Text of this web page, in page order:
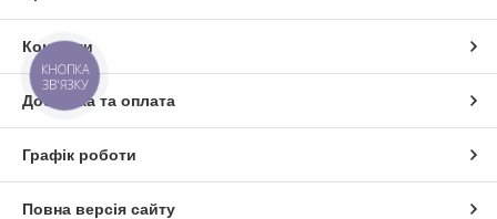
Контакти
Доставка та оплата
Графік роботи
Повна версія сайту
КНОПКА
ЗВ'ЯЗКУ